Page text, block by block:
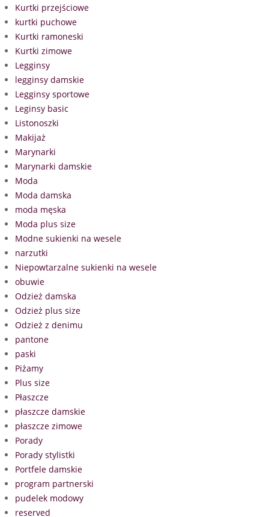
Kurtki przejściowe
kurtki puchowe
Kurtki ramoneski
Kurtki zimowe
Legginsy
legginsy damskie
Legginsy sportowe
Leginsy basic
Listonoszki
Makijaż
Marynarki
Marynarki damskie
Moda
Moda damska
moda męska
Moda plus size
Modne sukienki na wesele
narzutki
Niepowtarzalne sukienki na wesele
obuwie
Odzież damska
Odzież plus size
Odzież z denimu
pantone
paski
Piżamy
Plus size
Płaszcze
płaszcze damskie
płaszcze zimowe
Porady
Porady stylistki
Portfele damskie
program partnerski
pudelek modowy
reserved